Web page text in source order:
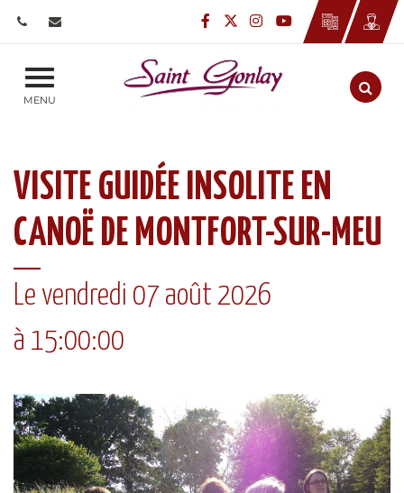
Lien vers le compte
Lien vers le compte
Lien vers le compte
Lien vers la
MENU Aller
VISITE GUIDÉE INSOLITE EN
CANOË DE MONTFORT-SUR-MEU
Le vendredi 07 août 2026
à 15:00:00